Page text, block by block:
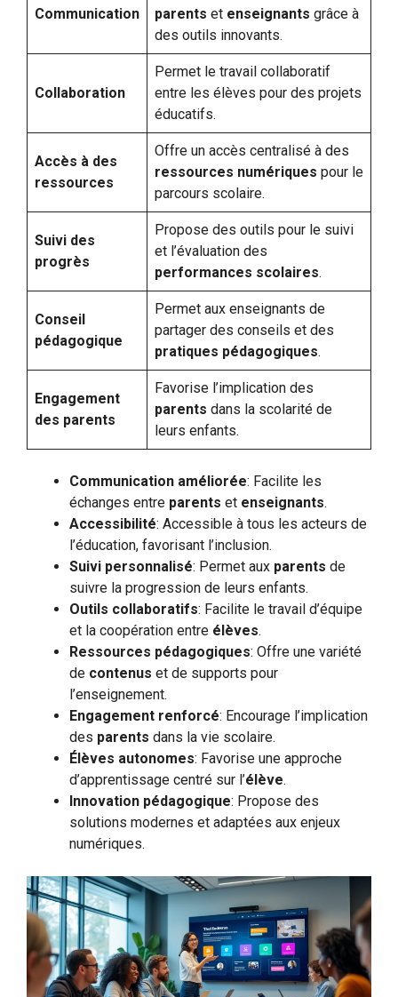
Communication
parents et enseignants grâce à
des outils innovants.
Collaboration
Permet le travail collaboratif
entre les élèves pour des projets
éducatifs.
Accès à des
ressources
Offre un accès centralisé à des
ressources numériques pour le
parcours scolaire.
Suivi des
progrès
Propose des outils pour le suivi
et l’évaluation des
performances scolaires.
Conseil
pédagogique
Permet aux enseignants de
partager des conseils et des
pratiques pédagogiques.
Engagement
des parents
Favorise l’implication des
parents dans la scolarité de
leurs enfants.
Communication améliorée: Facilite les
échanges entre parents et enseignants.
Accessibilité: Accessible à tous les acteurs de
l’éducation, favorisant l’inclusion.
Suivi personnalisé: Permet aux parents de
suivre la progression de leurs enfants.
Outils collaboratifs: Facilite le travail d’équipe
et la coopération entre élèves.
Ressources pédagogiques: Offre une variété
de contenus et de supports pour
l’enseignement.
Engagement renforcé: Encourage l’implication
des parents dans la vie scolaire.
Élèves autonomes: Favorise une approche
d’apprentissage centré sur l’élève.
Innovation pédagogique: Propose des
solutions modernes et adaptées aux enjeux
numériques.